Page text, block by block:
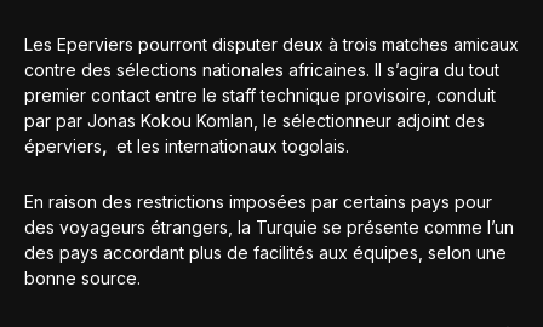
Les Eperviers pourront disputer deux à trois matches amicaux
contre des sélections nationales africaines. Il s’agira du tout
premier contact entre le staff technique provisoire, conduit
par par Jonas Kokou Komlan, le sélectionneur adjoint des
éperviers, et les internationaux togolais.
En raison des restrictions imposées par certains pays pour
des voyageurs étrangers, la Turquie se présente comme l’un
des pays accordant plus de facilités aux équipes, selon une
bonne source.